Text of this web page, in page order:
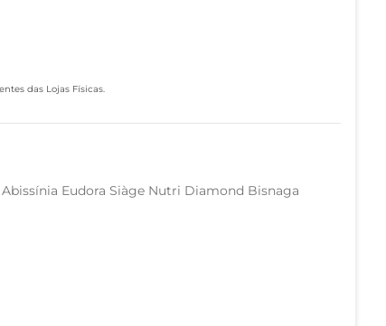
das Lojas Físicas.
Eudora Siàge Nutri Diamond Bisnaga